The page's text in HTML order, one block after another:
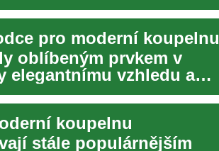
pro moderní koupelnu
oblíbeným prvkem v
elegantnímu vzhledu a
koupelnu
stále populárnějším